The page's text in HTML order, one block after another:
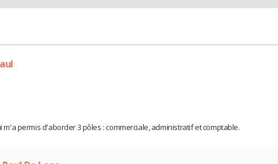
permis d'aborder 3 pôles : commerciale, administratif et comptable.